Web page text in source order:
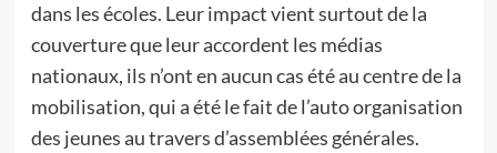
dans les écoles. Leur impact vient surtout de la
couverture que leur accordent les médias
nationaux, ils n’ont en aucun cas été au centre de la
mobilisation, qui a été le fait de l’auto organisation
des jeunes au travers d’assemblées générales.